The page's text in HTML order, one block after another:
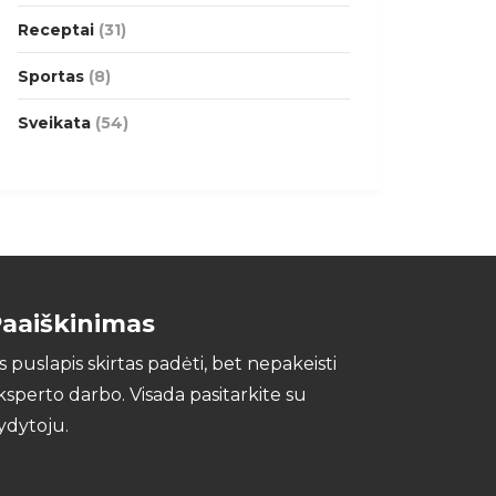
Receptai (31)
Sportas (8)
Sveikata (54)
puslapis skirtas padėti, bet nepakeisti
darbo. Visada pasitarkite su